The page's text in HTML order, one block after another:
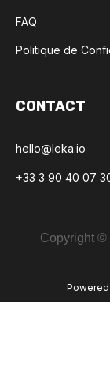
FAQ
Politique de
CONTACT
hello@leka.io
+33 3 90 40 07
Copyright ©
Powered